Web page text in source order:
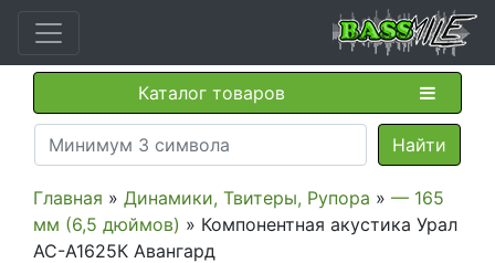
Каталог товаров
Главная » Динамики, Твитеры, Рупора » — 165
мм (6,5 дюймов) » Компонентная акустика Урал
АС-А1625К Авангард